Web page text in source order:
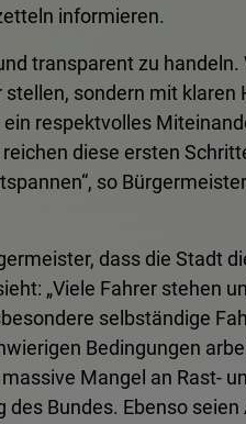
informieren.
transparent zu handeln.
sondern mit klaren
respektvolles
diese ersten
so
dass die Stadt
„Viele Fahrer stehen
selbständige
Bedingungen
Mangel an Rast-
des Bundes. Ebenso